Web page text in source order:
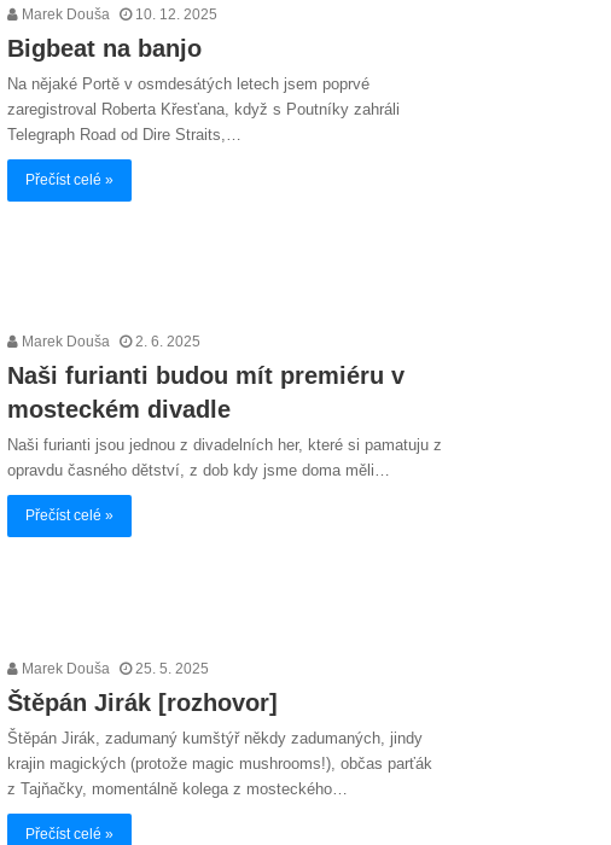
Marek Douša 10. 12. 2025
Bigbeat na banjo
Na nějaké Portě v osmdesátých letech jsem poprvé
zaregistroval Roberta Křesťana, když s Poutníky zahráli
Telegraph Road od Dire Straits,…
Přečíst celé »
Marek Douša 2. 6. 2025
Naši furianti budou mít premiéru v
mosteckém divadle
Naši furianti jsou jednou z divadelních her, které si pamatuju z
opravdu časného dětství, z dob kdy jsme doma měli…
Přečíst celé »
Marek Douša 25. 5. 2025
Štěpán Jirák [rozhovor]
Štěpán Jirák, zadumaný kumštýř někdy zadumaných, jindy
krajin magických (protože magic mushrooms!), občas parťák
z Tajňačky, momentálně kolega z mosteckého…
Přečíst celé »